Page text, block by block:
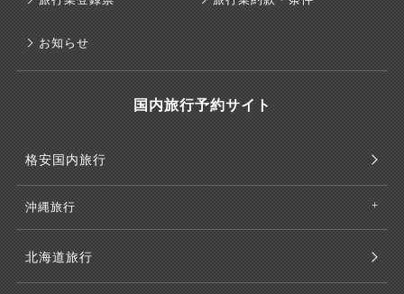
お知らせ
国内旅行予約サイト
格安国内旅行
沖縄旅行
北海道旅行